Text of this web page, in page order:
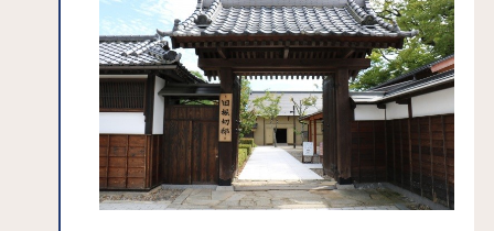
くれる。◆クマガイソウの里（福島市
松川町水原字鎌倉山地内） 【見頃】5
月上旬～下旬 約5,000株の花が咲き誇
る。 このような自生の群生地は全国
でも稀のため、地元の守る会が大切に
保護している。 毎年5月に限定公開さ
れる。 入場には保護活動協力金が必